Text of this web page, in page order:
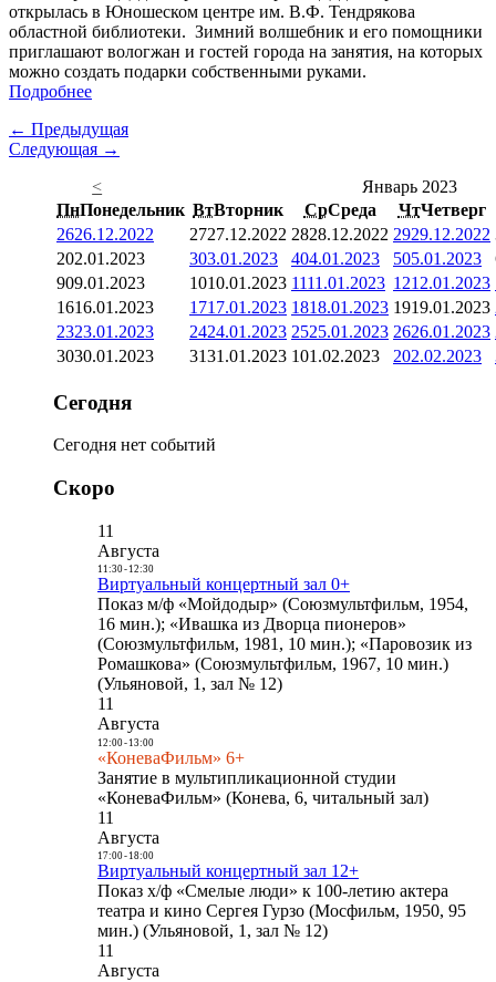
открылась в Юношеском центре им. В.Ф. Тендрякова
областной библиотеки. Зимний волшебник и его помощники
приглашают вологжан и гостей города на занятия, на которых
можно создать подарки собственными руками.
Подробнее
← Предыдущая
Следующая →
<
Январь 2023
ПнПонедельник ВтВторник СрСреда ЧтЧетверг
2626.12.2022 2727.12.2022 2828.12.2022 2929.12.2022
202.01.2023 303.01.2023 404.01.2023 505.01.2023
909.01.2023 1010.01.2023 1111.01.2023 1212.01.2023
1616.01.2023 1717.01.2023 1818.01.2023 1919.01.2023
2323.01.2023 2424.01.2023 2525.01.2023 2626.01.2023
3030.01.2023 3131.01.2023 101.02.2023 202.02.2023
Сегодня
Сегодня нет событий
Скоро
11
Августа
11:30- 12:30
Виртуальный концертный зал 0+
Показ м/ф «Мойдодыр» (Союзмультфильм, 1954,
16 мин.); «Ивашка из Дворца пионеров»
(Союзмультфильм, 1981, 10 мин.); «Паровозик из
Ромашкова» (Союзмультфильм, 1967, 10 мин.)
(Ульяновой, 1, зал № 12)
11
Августа
12:00- 13:00
«КоневаФильм» 6+
Занятие в мультипликационной студии
«КоневаФильм» (Конева, 6, читальный зал)
11
Августа
17:00- 18:00
Виртуальный концертный зал 12+
Показ х/ф «Смелые люди» к 100-летию актера
театра и кино Сергея Гурзо (Мосфильм, 1950, 95
мин.) (Ульяновой, 1, зал № 12)
11
Августа